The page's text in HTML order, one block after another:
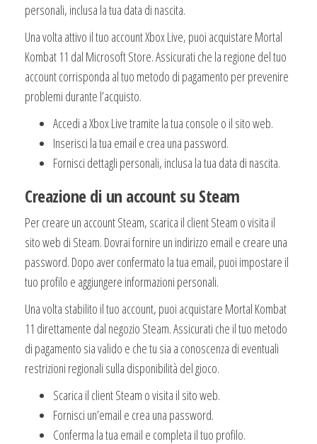
personali, inclusa la tua data di nascita.
Una volta attivo il tuo account Xbox Live, puoi acquistare Mortal
Kombat 11 dal Microsoft Store. Assicurati che la regione del tuo
account corrisponda al tuo metodo di pagamento per prevenire
problemi durante l’acquisto.
Accedi a Xbox Live tramite la tua console o il sito web.
Inserisci la tua email e crea una password.
Fornisci dettagli personali, inclusa la tua data di nascita.
Creazione di un account su Steam
Per creare un account Steam, scarica il client Steam o visita il
sito web di Steam. Dovrai fornire un indirizzo email e creare una
password. Dopo aver confermato la tua email, puoi impostare il
tuo profilo e aggiungere informazioni personali.
Una volta stabilito il tuo account, puoi acquistare Mortal Kombat
11 direttamente dal negozio Steam. Assicurati che il tuo metodo
di pagamento sia valido e che tu sia a conoscenza di eventuali
restrizioni regionali sulla disponibilità del gioco.
Scarica il client Steam o visita il sito web.
Fornisci un’email e crea una password.
Conferma la tua email e completa il tuo profilo.